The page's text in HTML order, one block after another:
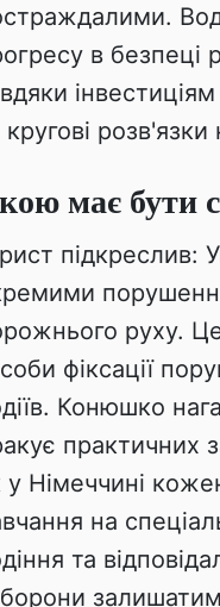
в безпеці
кругові
має бути
підкреслив:
руху. Це
фіксації
Конюшко
практичних
у Німеччині
на
та